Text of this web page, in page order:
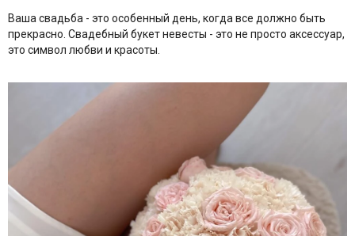
Ваша свадьба - это особенный день, когда все должно быть
прекрасно. Свадебный букет невесты - это не просто аксессуар,
это символ любви и красоты.